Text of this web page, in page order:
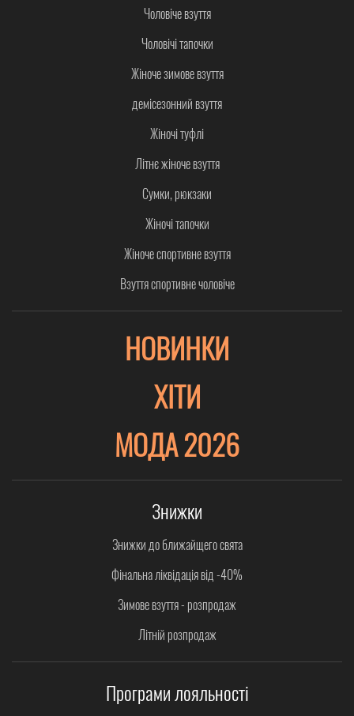
Чоловіче взуття
Чоловічі тапочки
Жіноче зимове взуття
демісезонний взуття
Жіночі туфлі
Літнє жіноче взуття
Сумки, рюкзаки
Жіночі тапочки
Жіноче спортивне взуття
Взуття спортивне чоловіче
НОВИНКИ
ХІТИ
МОДА 2026
Знижки
Знижки до ближайщего свята
Фінальна ліквідація від -40%
Зимове взуття - розпродаж
Літній розпродаж
Програми лояльності